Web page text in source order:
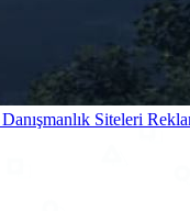
Danışmanlık Siteleri